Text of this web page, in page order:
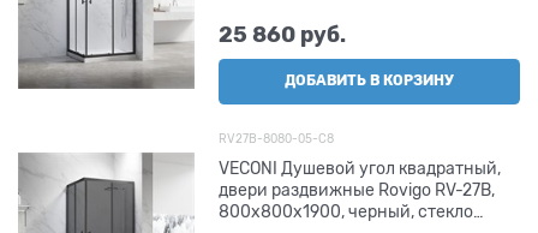
25 860 руб.
ДОБАВИТЬ В КОРЗИНУ
RV27B-8080-05-C8
VECONI Душевой угол квадратный,
двери раздвижные Rovigo RV-27B,
800х800х1900, черный, стекло